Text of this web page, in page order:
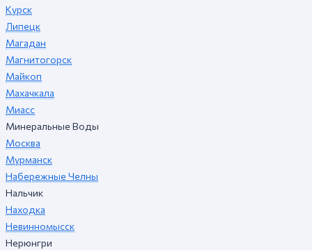
Курск
Липецк
Магадан
Магнитогорск
Майкоп
Махачкала
Миасс
Минеральные Воды
Москва
Мурманск
Набережные Челны
Нальчик
Находка
Невинномысск
Нерюнгри